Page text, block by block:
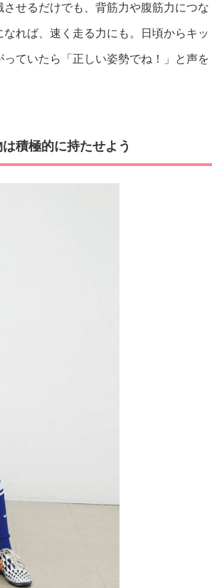
せるだけでも、背筋力や腹筋力につな
れば、速く走る力にも。日頃からキッ
ていたら「正しい姿勢でね！」と声を
積極的に持たせよう